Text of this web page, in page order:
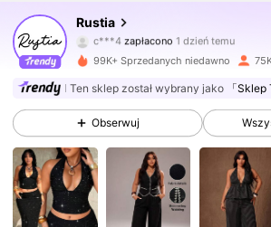
Rustia
c***4zapłacono
s***9 zaobserwował(-a)30 minut(y)
67K Obserwujący
4,71 67K Obserwujący
99K+ Sprzedanych niedawno
Ten sklep został wybrany jako 「Sklep
Obserwuj